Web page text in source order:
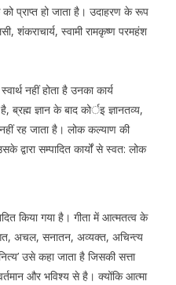
प्राप्त हो जाता है। उदाहरण के रूप
शंकराचार्य, स्वामी रामकृष्ण परमहंश
नहीं होता है उनका कार्य
ज्ञान के बाद कोर्इ ज्ञानतव्य,
रह जाता है। लोक कल्याण की
द्वारा सम्पादित कार्यों से स्वत: लोक
किया गया है। गीता में आत्मतत्व के
अचल, सनातन, अव्यक्त, अचिन्त्य
उसे कहा जाता है जिसकी सत्ता
और भविश्य से है। क्योंकि आत्मा